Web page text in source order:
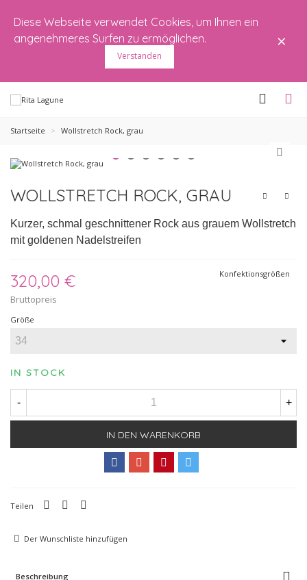
Diese Webseite verwendet Cookies, um Ihnen ein
angenehmeres Surfen zu ermöglichen.
Verstanden
×
Startseite > Wollstretch Rock, grau
WOLLSTRETCH ROCK, GRAU
Kurzer, schmal geschnittener Rock aus grauem Wollstretch
mit goldenen Nadelstreifen
320,00 €
Bruttopreis
Konfektionsgrößen
Größe
IN STOCK
- +
IN DEN WARENKORB
Teilen
Der Wunschliste hinzufügen
Beschreibung